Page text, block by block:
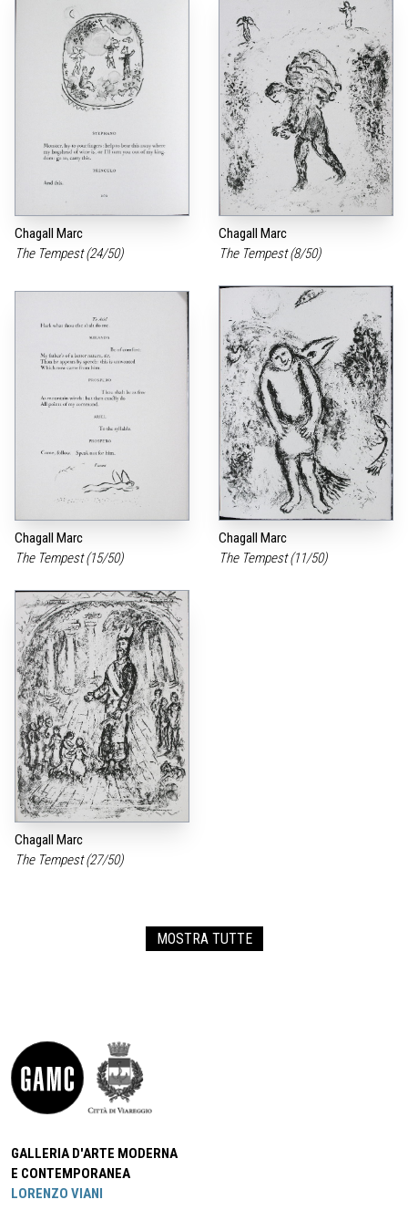
Chagall Marc
The Tempest (24/50)
Chagall Marc
The Tempest (8/50)
Chagall Marc
The Tempest (15/50)
Chagall Marc
The Tempest (11/50)
Chagall Marc
The Tempest (27/50)
MOSTRA TUTTE
GALLERIA D'ARTE MODERNA
E CONTEMPORANEA
LORENZO VIANI